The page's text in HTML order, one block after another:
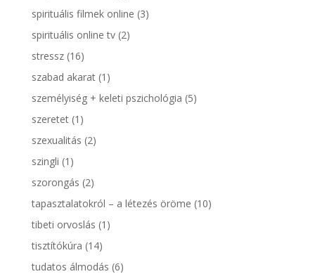
spirituális filmek online (3)
spirituális online tv(2)
stressz(16)
szabad akarat(1)
személyiség + keleti pszichológia (5)
szeretet(1)
szexualitás (2)
szingli (1)
szorongás (2)
tapasztalatokról – a létezés öröme (10)
tibeti orvoslás (1)
tisztítókúra (14)
tudatos álmodás (6)